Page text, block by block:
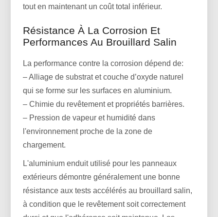
tout en maintenant un coût total inférieur.
Résistance À La Corrosion Et
Performances Au Brouillard Salin
La performance contre la corrosion dépend de:
– Alliage de substrat et couche d’oxyde naturel
qui se forme sur les surfaces en aluminium.
– Chimie du revêtement et propriétés barrières.
– Pression de vapeur et humidité dans
l'environnement proche de la zone de
chargement.
L'aluminium enduit utilisé pour les panneaux
extérieurs démontre généralement une bonne
résistance aux tests accélérés au brouillard salin,
à condition que le revêtement soit correctement